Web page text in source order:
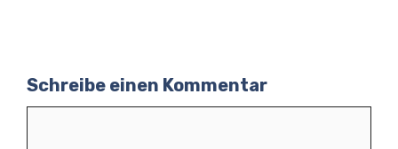
Schreibe einen Kommentar